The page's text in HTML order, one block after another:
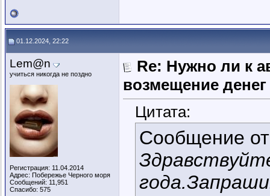
01.12.2024, 22:22
Lem@n
учиться никогда не поздно
Регистрация: 11.04.2014
Адрес: Побережье Черного моря
Сообщений: 11,951
Спасибо: 575
Re: Нужно ли к
возмещение денег
Цитата:
Сообщение